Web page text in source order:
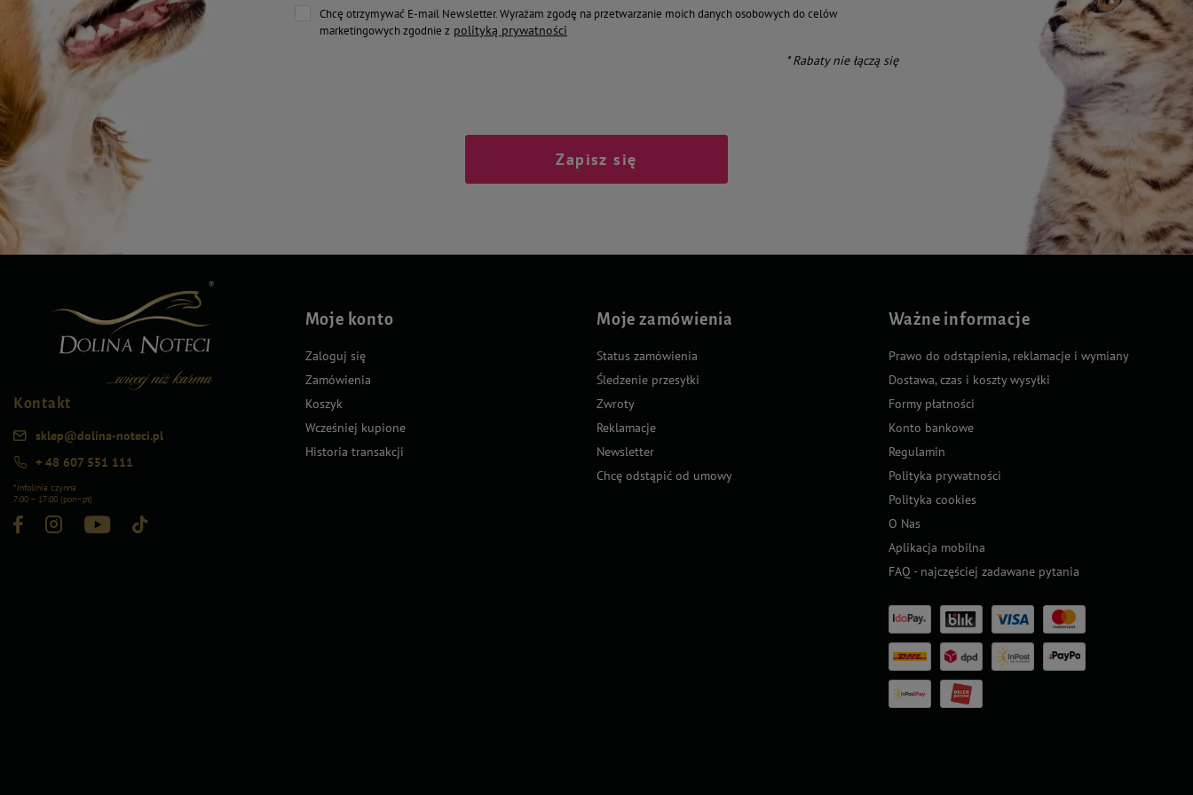
Chcę otrzymywać E-mail Newsletter. Wyrażam zgodę na przetwarzanie moich danych osobowych do celów
marketingowych zgodnie z polityką prywatności
* Rabaty nie łączą się
Zapisz się
Kontakt
sklep@dolina-noteci.pl
+ 48 607 551 111
*Infolinia czynna
7:00 – 17:00 (pon–pt)
Moje konto
Zaloguj się
Zamówienia
Koszyk
Wcześniej kupione
Historia transakcji
Moje zamówienia
Status zamówienia
Śledzenie przesyłki
Zwroty
Reklamacje
Newsletter
Chcę odstąpić od umowy
Ważne informacje
Prawo do odstąpienia, reklamacje i wymiany
Dostawa, czas i koszty wysyłki
Formy płatności
Konto bankowe
Regulamin
Polityka prywatności
Polityka cookies
O Nas
Aplikacja mobilna
FAQ - najczęściej zadawane pytania